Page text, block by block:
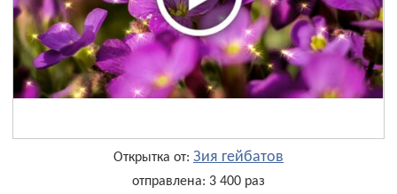
Открытка от: Зия гейбатов
отправлена: 3 400 раз